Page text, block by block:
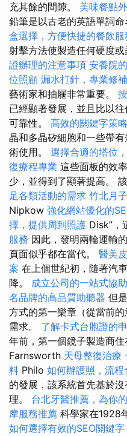
充其餘的間隙。 美味餐點
鉛筆是以古老的英語單詞命
盒選擇，方便快捷的餐飲服
射擊方法使製造任何硬度
證辦理的注意事項 安養院
位照顧 漏水打針，專業修
藝術家和抽屜非常重要。
已經顯著發展，並且比以
可靠性。 高效的關鍵字策略
晶和多晶矽細胞和一些帶
術使用。 選擇合適的塔位
復療程專業 這些面板的效
少，並得到了顯著提高。
足各類活動的需求 竹北月
Nipkow 強化網站優化的
擇，提供周到照護 Disk”，
服務 因此，發明兩輪運輸
頁面似乎都在當代。 醫美
案 在上個世紀初，隨著汽
降。 成立公司的一站式協助
名品牌的高品質助聽器 但
方式的第一樂章（從當前
需求。 了解卡式台胞證的
年前，第一個鏡子製造商住
Farnsworth 天母整復治療
料 Philo 如何辦護照，流程
的發展，該系統首先基於
理。 台北牙醫推薦，為你
摩服務推薦 科學家在1928
如何選擇有效的SEO關鍵字